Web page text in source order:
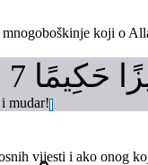
koji o
حَكِيمًا 7
mudar!
vijesti i ako onog